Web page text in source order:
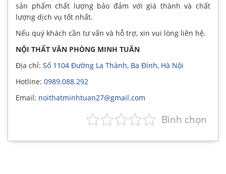
sản phẩm chất lượng bảo đảm với giá thành và chất
lượng dịch vụ tốt nhất.
Nếu quý khách cần tư vấn và hỗ trợ, xin vui lòng liên hệ.
NỘI THẤT VĂN PHÒNG MINH TUÂN
Địa chỉ: Số 1104 Đường La Thành, Ba Đình, Hà Nội
Hotline: 0989.088.292
Email: noithatminhtuan27@gmail.com
Bình chọn